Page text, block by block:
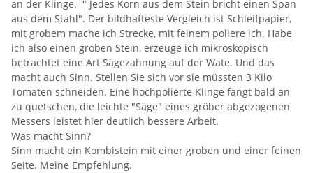
an der Klinge. " Jedes Korn aus dem Stein bricht einen Span
aus dem Stahl". Der bildhafteste Vergleich ist Schleifpapier,
mit grobem mache ich Strecke, mit feinem poliere ich. Habe
ich also einen groben Stein, erzeuge ich mikroskopisch
betrachtet eine Art Sägezahnung auf der Wate. Und das
macht auch Sinn. Stellen Sie sich vor sie müssten 3 Kilo
Tomaten schneiden. Eine hochpolierte Klinge fängt bald an
zu quetschen, die leichte "Säge" eines gröber abgezogenen
Messers leistet hier deutlich bessere Arbeit.
Was macht Sinn?
Sinn macht ein Kombistein mit einer groben und einer feinen
Seite. Meine Empfehlung.